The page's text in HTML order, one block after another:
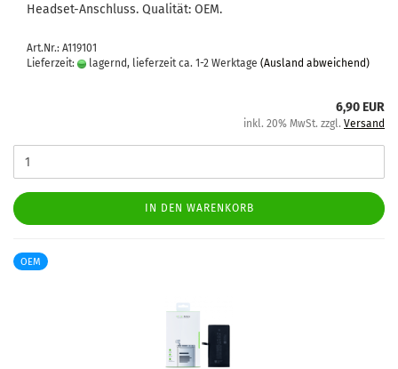
Headset-​Anschluss. Qua­li­tät: OEM.
Art.Nr.: A119101
Lieferzeit:
lagernd, lieferzeit ca. 1-2 Werktage (Ausland abweichend)
6,90 EUR
inkl. 20% MwSt. zzgl. Versand
IN DEN WARENKORB
OEM